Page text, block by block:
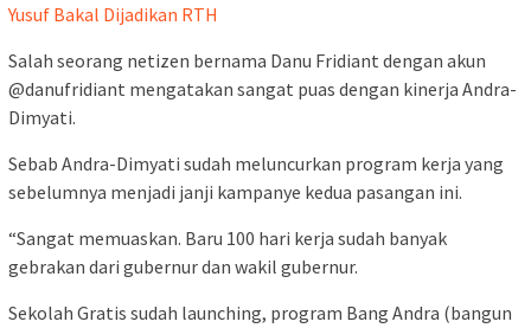
Yusuf Bakal Dijadikan RTH
Salah seorang netizen bernama Danu Fridiant dengan akun
@danufridiant mengatakan sangat puas dengan kinerja Andra-
Dimyati.
Sebab Andra-Dimyati sudah meluncurkan program kerja yang
sebelumnya menjadi janji kampanye kedua pasangan ini.
“Sangat memuaskan. Baru 100 hari kerja sudah banyak
gebrakan dari gubernur dan wakil gubernur.
Sekolah Gratis sudah launching, program Bang Andra (bangun